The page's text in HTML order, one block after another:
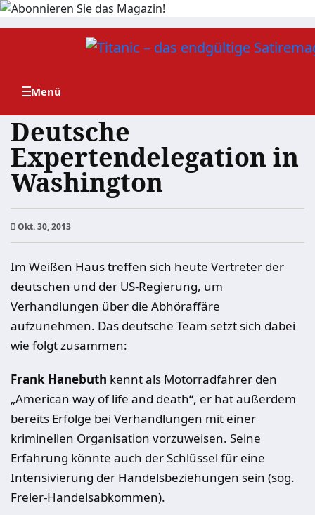
Zum
Deutsche
Expertendelegation in
Washington
Okt. 30, 2013
Im Weißen Haus treffen sich heute Vertreter der
deutschen und der US-Regierung, um
Verhandlungen über die Abhöraffäre
aufzunehmen. Das deutsche Team setzt sich dabei
wie folgt zusammen:
Frank Hanebuth kennt als Motorradfahrer den
„American way of life and death“, er hat außerdem
bereits Erfolge bei Verhandlungen mit einer
kriminellen Organisation vorzuweisen. Seine
Erfahrung könnte auch der Schlüssel für eine
Intensivierung der Handelsbeziehungen sein (sog.
Freier-Handelsabkommen).